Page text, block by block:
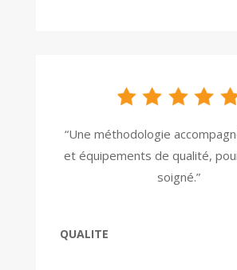
“Une méthodologie
et équipements de qualité,
soigné.”
QUALITE